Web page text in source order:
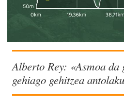
Alberto Rey: «Asmoa da
gehiago gehitzea